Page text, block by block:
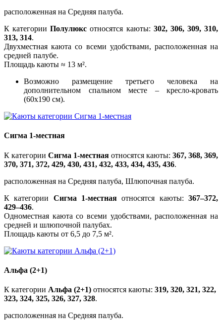
расположенная на Средняя палуба.
К категории Полулюксотносятся каюты: 302, 306, 309, 310,
313, 314.
Двухместная каюта со всеми удобствами, расположенная на
средней палубе.
Площадь каюты ≈ 13 м².
Возможно размещение третьего человека на
дополнительном спальном месте – кресло-кровать
(60х190 см).
Сигма 1-местная
К категории Сигма 1-местная относятся каюты: 367, 368, 369,
370, 371, 372, 429, 430, 431, 432, 433, 434, 435, 436.
расположенная на Средняя палуба, Шлюпочная палуба.
К категории Сигма 1-местная относятся каюты:367–372,
429–436.
Одноместная каюта со всеми удобствами, расположенная на
средней и шлюпочной палубах.
Площадь каюты от 6,5 до 7,5 м².
Альфа (2+1)
К категории Альфа (2+1) относятся каюты: 319, 320, 321, 322,
323, 324, 325, 326, 327, 328.
расположенная на Средняя палуба.